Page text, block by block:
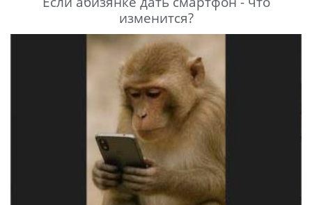
изменится?